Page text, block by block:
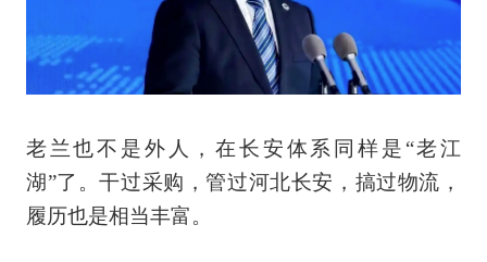
老兰也不是外人，在长安体系同样是“老江
湖”了。干过采购，管过河北长安，搞过物流，
履历也是相当丰富。